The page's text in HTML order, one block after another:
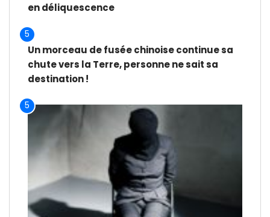
en déliquescence
5
Un morceau de fusée chinoise continue sa
chute vers la Terre, personne ne sait sa
destination !
5